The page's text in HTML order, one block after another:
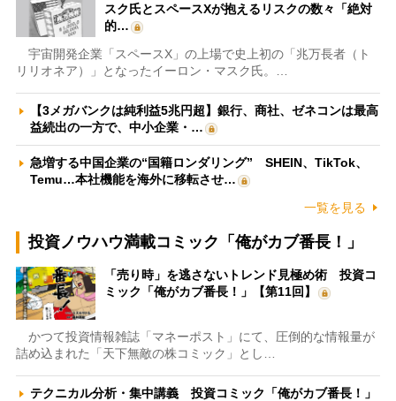
スク氏とスペースXが抱えるリスクの数々「絶対
的…
宇宙開発企業「スペースX」の上場で史上初の「兆万長者（ト
リリオネア）」となったイーロン・マスク氏。…
【3メガバンクは純利益5兆円超】銀行、商社、ゼネコンは最高
益続出の一方で、中小企業・…
急増する中国企業の“国籍ロンダリング” SHEIN、TikTok、
Temu…本社機能を海外に移転させ…
一覧を見る
投資ノウハウ満載コミック「俺がカブ番長！」
「売り時」を逃さないトレンド見極め術 投資コ
ミック「俺がカブ番長！」【第11回】
かつて投資情報雑誌「マネーポスト」にて、圧倒的な情報量が
詰め込まれた「天下無敵の株コミック」とし…
テクニカル分析・集中講義 投資コミック「俺がカブ番長！」